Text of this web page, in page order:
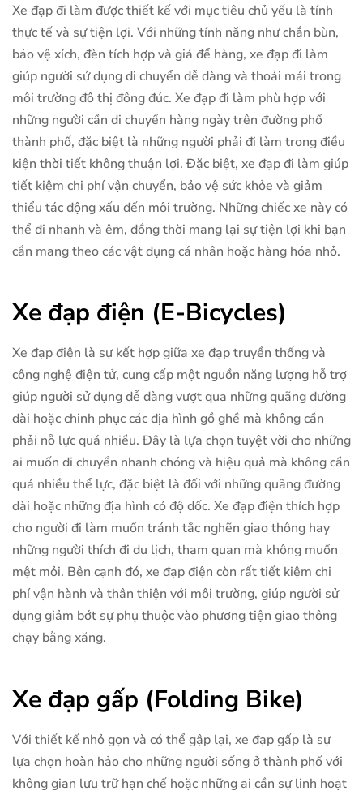
Xe đạp đi làm được thiết kế với mục tiêu chủ yếu là tính
thực tế và sự tiện lợi. Với những tính năng như chắn bùn,
bảo vệ xích, đèn tích hợp và giá để hàng, xe đạp đi làm
giúp người sử dụng di chuyển dễ dàng và thoải mái trong
môi trường đô thị đông đúc. Xe đạp đi làm phù hợp với
những người cần di chuyển hàng ngày trên đường phố
thành phố, đặc biệt là những người phải đi làm trong điều
kiện thời tiết không thuận lợi. Đặc biệt, xe đạp đi làm giúp
tiết kiệm chi phí vận chuyển, bảo vệ sức khỏe và giảm
thiểu tác động xấu đến môi trường. Những chiếc xe này có
thể đi nhanh và êm, đồng thời mang lại sự tiện lợi khi bạn
cần mang theo các vật dụng cá nhân hoặc hàng hóa nhỏ.
Xe đạp điện (E-Bicycles)
Xe đạp điện là sự kết hợp giữa xe đạp truyền thống và
công nghệ điện tử, cung cấp một nguồn năng lượng hỗ trợ
giúp người sử dụng dễ dàng vượt qua những quãng đường
dài hoặc chinh phục các địa hình gồ ghề mà không cần
phải nỗ lực quá nhiều. Đây là lựa chọn tuyệt vời cho những
ai muốn di chuyển nhanh chóng và hiệu quả mà không cần
quá nhiều thể lực, đặc biệt là đối với những quãng đường
dài hoặc những địa hình có độ dốc. Xe đạp điện thích hợp
cho người đi làm muốn tránh tắc nghẽn giao thông hay
những người thích đi du lịch, tham quan mà không muốn
mệt mỏi. Bên cạnh đó, xe đạp điện còn rất tiết kiệm chi
phí vận hành và thân thiện với môi trường, giúp người sử
dụng giảm bớt sự phụ thuộc vào phương tiện giao thông
chạy bằng xăng.
Xe đạp gấp (Folding Bike)
Với thiết kế nhỏ gọn và có thể gập lại, xe đạp gấp là sự
lựa chọn hoàn hảo cho những người sống ở thành phố với
không gian lưu trữ hạn chế hoặc những ai cần sự linh hoạt